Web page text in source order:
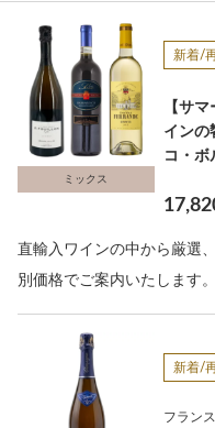
ミックス
新着/
【サ
イン
コ・ボ
直輸入ワインの中から厳選
別価格でご案内いたします。
新着/
フラン